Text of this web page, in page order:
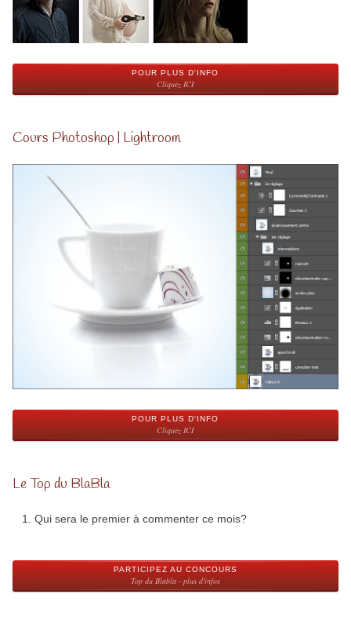
POUR PLUS D'INFO
Cliquez ICI
Cours Photoshop | Lightroom
POUR PLUS D'INFO
Cliquez ICI
Le Top du BlaBla
Qui sera le premier à commenter ce mois?
PARTICIPEZ AU CONCOURS
Top du Blabla - plus d'infos